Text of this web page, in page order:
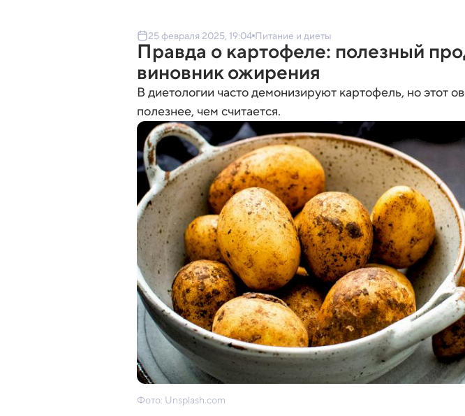
25 февраля 2025, 19:04 Питание и диеты
Правда о картофеле: полезный
виновник ожирения
В диетологии часто демонизируют картофель, но этот
полезнее, чем считается.
Фото: Unsplash.com